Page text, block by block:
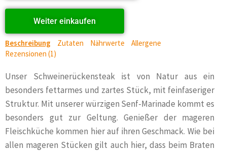
Weiter einkaufen
Beschreibung Zutaten Nährwerte
Allergene
Rezensionen (1)
Unser Schweinerückensteak ist von Natur aus ein
besonders fettarmes und zartes Stück, mit feinfaseriger
Struktur. Mit unserer würzigen Senf-Marinade kommt es
besonders gut zur Geltung. Genießer der mageren
Fleischküche kommen hier auf ihren Geschmack. Wie bei
allen mageren Stücken gilt auch hier, dass beim Braten